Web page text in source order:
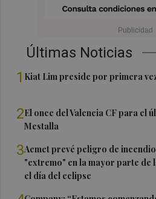
Últimas Noticias
1 Kiat Lim preside por primera
2El once del Valencia CF para el
Mestalla
3Aemet prevé peligro de
"extremo" en la mayor parte de
el día del eclipse